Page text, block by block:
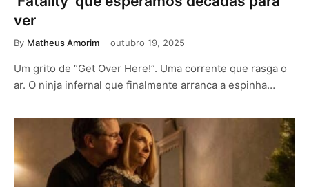
ver
By Matheus Amorim outubro 19, 2025
Um grito de “Get Over Here!”. Uma corrente que rasga o
ar. O ninja infernal que finalmente arranca a espinha…